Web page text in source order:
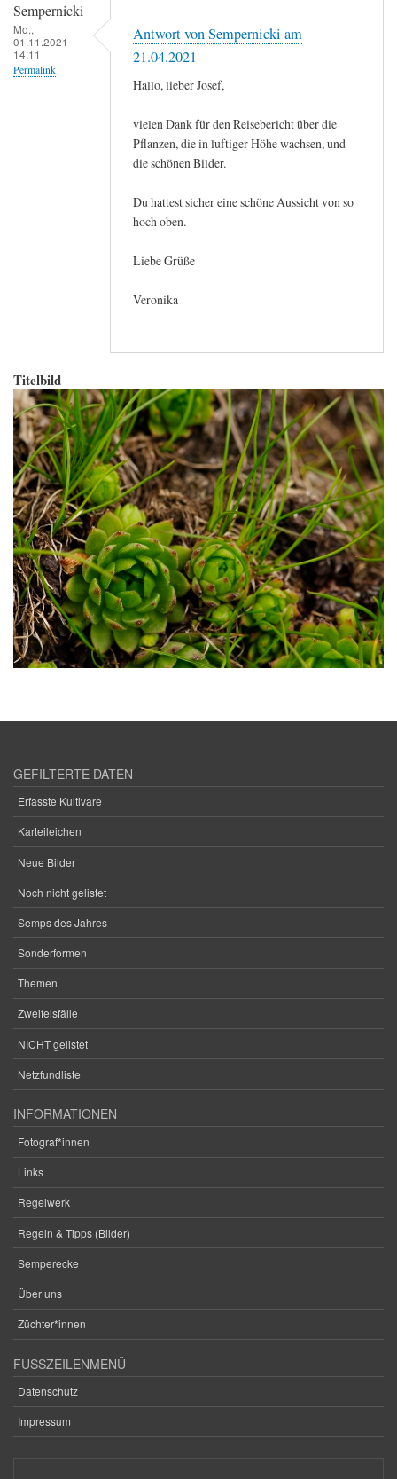
Sempernicki
Mo.,
01.11.2021 -
14:11
Permalink
Antwort von Sempernicki am
21.04.2021
Hallo, lieber Josef,
vielen Dank für den Reisebericht über die
Pflanzen, die in luftiger Höhe wachsen, und
die schönen Bilder.
Du hattest sicher eine schöne Aussicht von so
hoch oben.
Liebe Grüße
Veronika
Titelbild
GEFILTERTE DATEN
Erfasste Kultivare
Karteileichen
Neue Bilder
Noch nicht gelistet
Semps des Jahres
Sonderformen
Themen
Zweifelsfälle
NICHT gelistet
Netzfundliste
INFORMATIONEN
Fotograf*innen
Links
Regelwerk
Regeln & Tipps (Bilder)
Semperecke
Über uns
Züchter*innen
FUSSZEILENMENÜ
Datenschutz
Impressum